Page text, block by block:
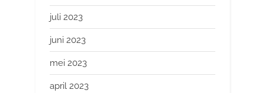
juli 2023
juni 2023
mei 2023
april 2023